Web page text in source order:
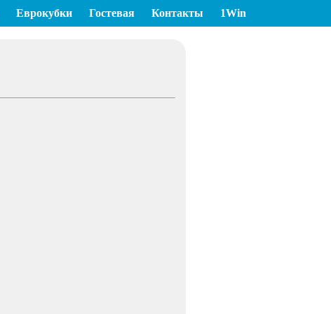
Еврокубки Гостевая Контакты 1Win